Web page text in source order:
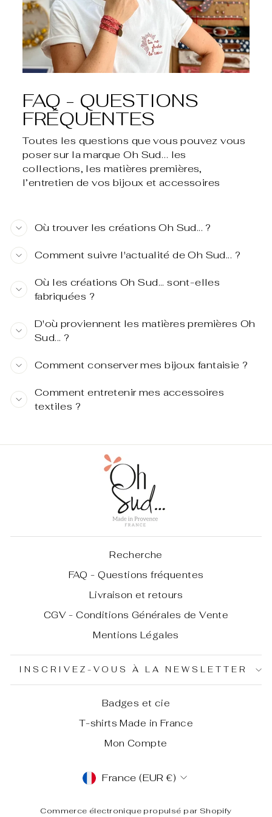
FAQ - QUESTIONS
FRÉQUENTES
Toutes les questions que vous pouvez vous
poser sur la marque Oh Sud… les
collections, les matières premières,
l’entretien de vos bijoux et accessoires
Où trouver les créations Oh Sud... ?
Comment suivre l'actualité de Oh Sud... ?
Où les créations Oh Sud... sont-elles
fabriquées ?
D'où proviennent les matières premières Oh
Sud... ?
Comment conserver mes bijoux fantaisie ?
Comment entretenir mes accessoires
textiles ?
Recherche
FAQ - Questions fréquentes
Livraison et retours
CGV - Conditions Générales de Vente
Mentions Légales
INSCRIVEZ-VOUS À LA NEWSLETTER
Badges et cie
T-shirts Made in France
Mon Compte
DEVISE
France (EUR €)
Commerce électronique propulsé par Shopify